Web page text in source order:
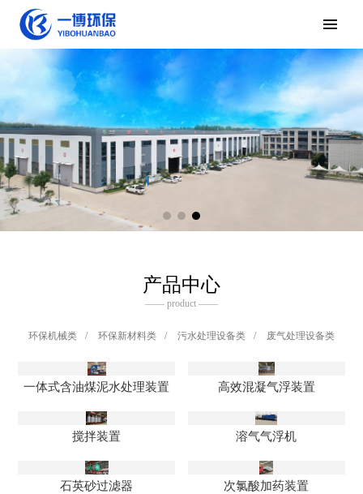
产品中心
—— product ——
环保机械类 / 环保新材料类 / 污水处理设备类 / 废气处理设备类
一体式含油煤泥水处理装置 高效混凝气浮装置
搅拌装置 溶气气浮机
石英砂过滤器 次氯酸加药装置